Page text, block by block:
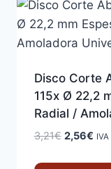
Disco Corte
115x Ø 22,2
Radial /
3,21€ El
2,56€El